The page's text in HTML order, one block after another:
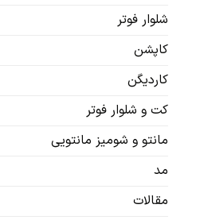
شلوار فوتر
کاپشن
کاردیگن‌
کت و شلوار فوتر
مانتو و شومیز مانتویی
مد
مقالات